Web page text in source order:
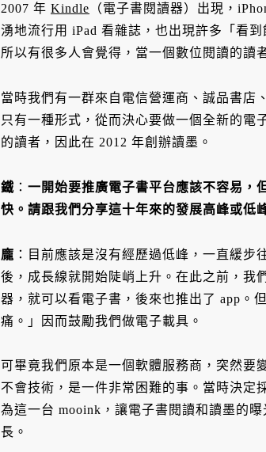
2007 年 Kindle （電子書閱讀器）出現，
湧地流行用 iPad 看雜誌，也出現許多「看
所以有很多人會覺得，當一個數位閱讀的讀
當時我們有一群來自電信營運商、誠品書
只有一種形式，從而決心要做一個全新的電
的讀者，因此在 2012 年創辦讀墨。
鐵 ： 一開始要推廣電子書平台應該不容易，
快。請跟我們分享這十年來的發展高峰或低
龐 ：目前應該是沒有經歷過低峰，一直緩
後，成長線就開始陡峭上升。在此之前，我
器，就可以看電子書，後來也推出了 app。
痛。」因而鼓勵我們做電子載具。
可畢竟我們原本是一個軟體服務商，突然
不會技術，是一件非常困難的事。當時決定
為這一台 mooink，讓電子書閱讀和讀墨的
長。